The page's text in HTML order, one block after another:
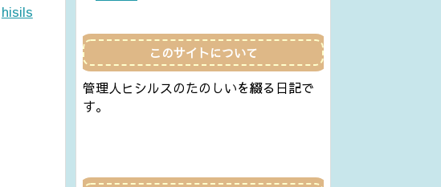
hisils
このサイトについて
管理人ヒシルスのたのしいを綴る日記で
す。